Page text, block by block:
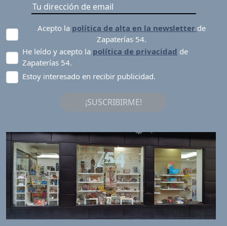
Acepto la política de alta en la newsletter de
Zapaterías 54.
He leído y acepto la política de privacidad de
Zapaterías 54.
Estoy interesado en recibir publicidad.
¡SUSCRIBIRME!